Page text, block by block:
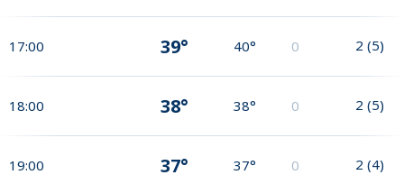
17:00 39° 40° 0 2 (5)
18:00 38° 38° 0 2 (5)
19:00 37° 37° 0 2 (4)